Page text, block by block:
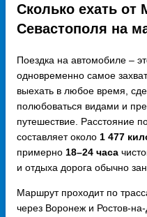
Сколько ехать от
Севастополя на
Поездка на автомобиле –
одновременно самое
выехать в любое время,
полюбоваться видами и
путешествие. Расстояние
составляет около 1 477
примерно 18–24 часа
и отдыха дорога обычно
Маршрут проходит по
через Воронеж и Ростов-